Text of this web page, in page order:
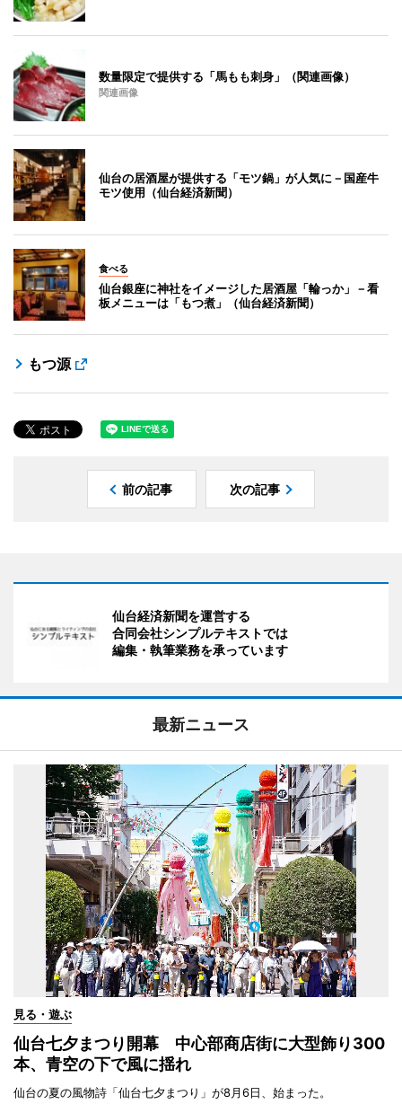
数量限定で提供する「馬もも刺身」（関連画像）
関連画像
仙台の居酒屋が提供する「モツ鍋」が人気に－国産牛
モツ使用（仙台経済新聞）
食べる
仙台銀座に神社をイメージした居酒屋「輪っか」－看
板メニューは「もつ煮」（仙台経済新聞）
もつ源
前の記事 次の記事
仙台経済新聞を運営する
合同会社シンプルテキストでは
編集・執筆業務を承っています
最新ニュース
見る・遊ぶ
仙台七夕まつり開幕 中心部商店街に大型飾り300
本、青空の下で風に揺れ
仙台の夏の風物詩「仙台七夕まつり」が8月6日、始まった。